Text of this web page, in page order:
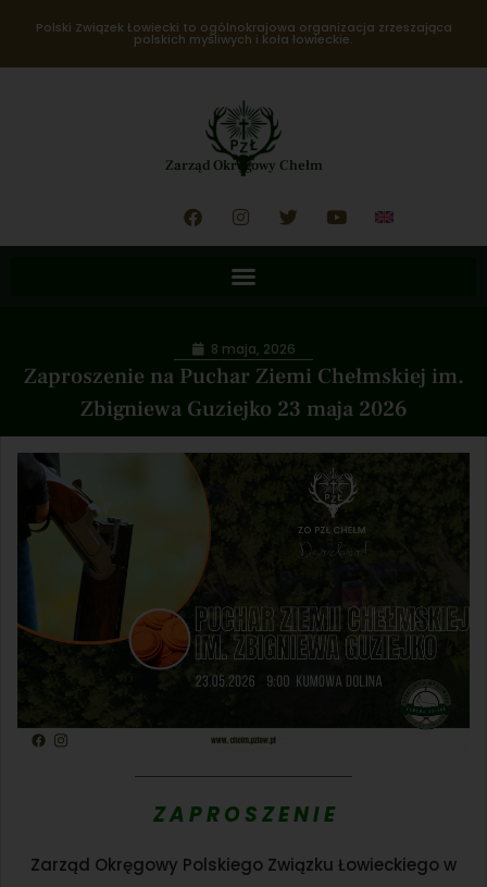
Polski Związek Łowiecki to ogólnokrajowa organizacja zrzeszająca
polskich myśliwych i koła łowieckie.
Zarząd Okręgowy Chełm
Zaproszenie na Puchar Ziemi Chełmskiej im.
Zbigniewa Guziejko 23 maja 2026
8 maja, 2026
Z A P R O S Z E N I E
Zarząd Okręgowy Polskiego Związku Łowieckiego w